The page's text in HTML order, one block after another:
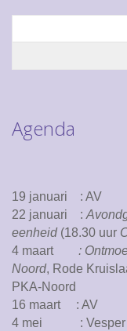
Agenda
19 januari : AV
22 januari :
eenheid (18.30 uur
4 maart:
Noord, Rode
PKA-Noord
16 maart : AV
4 mei : Vesper